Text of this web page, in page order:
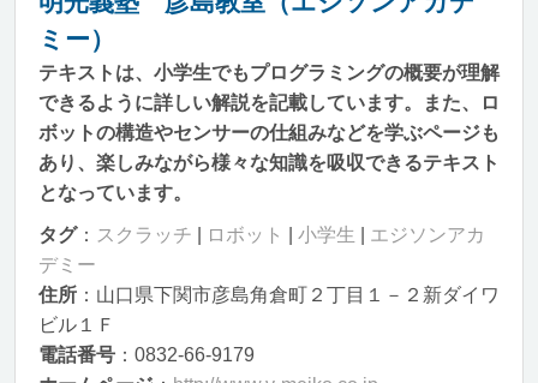
ミー）
テキストは、小学生でもプログラミングの概要が理解
できるように詳しい解説を記載しています。また、ロ
ボットの構造やセンサーの仕組みなどを学ぶページも
あり、楽しみながら様々な知識を吸収できるテキスト
となっています。
タグ： スクラッチ ロボット 小学生
エジソンアカ
デミー
住所 ：山口県下関市彦島角倉町２丁目１－２新ダイワ
ビル１Ｆ
電話番号 ：0832-66-9179